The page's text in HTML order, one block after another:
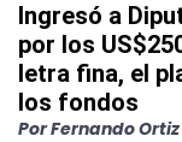
Ingresó a
por los
letra fina, el
los fondos
PorFernando Ortiz